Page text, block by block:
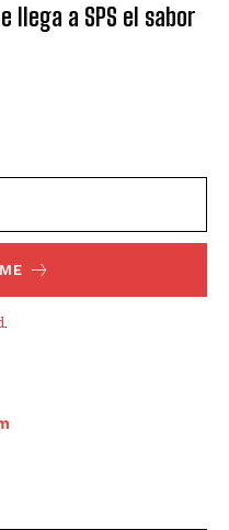
llega a SPS el sabor
.